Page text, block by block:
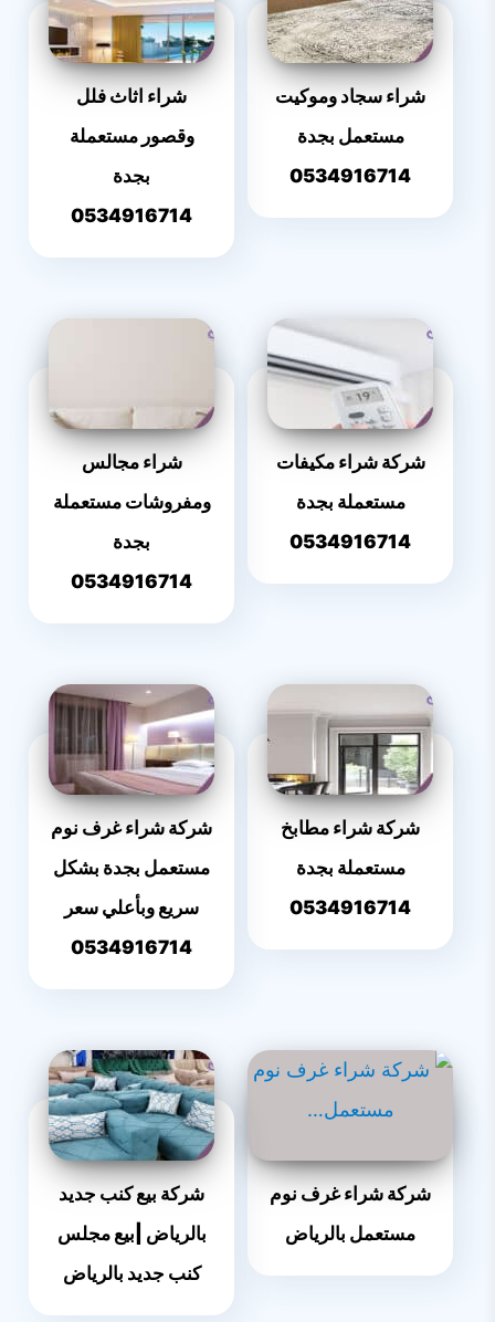
شراء سجاد وموكيت
مستعمل بجدة
0534916714
شراء اثاث فلل
وقصور مستعملة
بجدة
0534916714
شركة شراء مكيفات
مستعملة بجدة
0534916714
شراء مجالس
ومفروشات مستعملة
بجدة
0534916714
شركة شراء مطابخ
مستعملة بجدة
0534916714
شركة شراء غرف نوم
مستعمل بجدة بشكل
سريع وبأعلي سعر
0534916714
شركة شراء غرف نوم
مستعمل بالرياض
شركة بيع كنب جديد
بالرياض |بيع مجلس
كنب جديد بالرياض